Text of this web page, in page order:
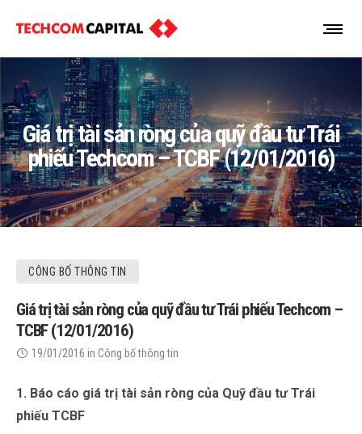
Giá trị tài sản ròng của quỹ đầu tư Trái
phiếu Techcom – TCBF (12/01/2016)
CÔNG BỐ THÔNG TIN
Giá trị tài sản ròng của quỹ đầu tư Trái phiếu Techcom –
TCBF (12/01/2016)
19/01/2016 in Công bố thông tin
1. Báo cáo giá trị tài sản ròng của Quỹ đầu tư Trái
phiếu TCBF